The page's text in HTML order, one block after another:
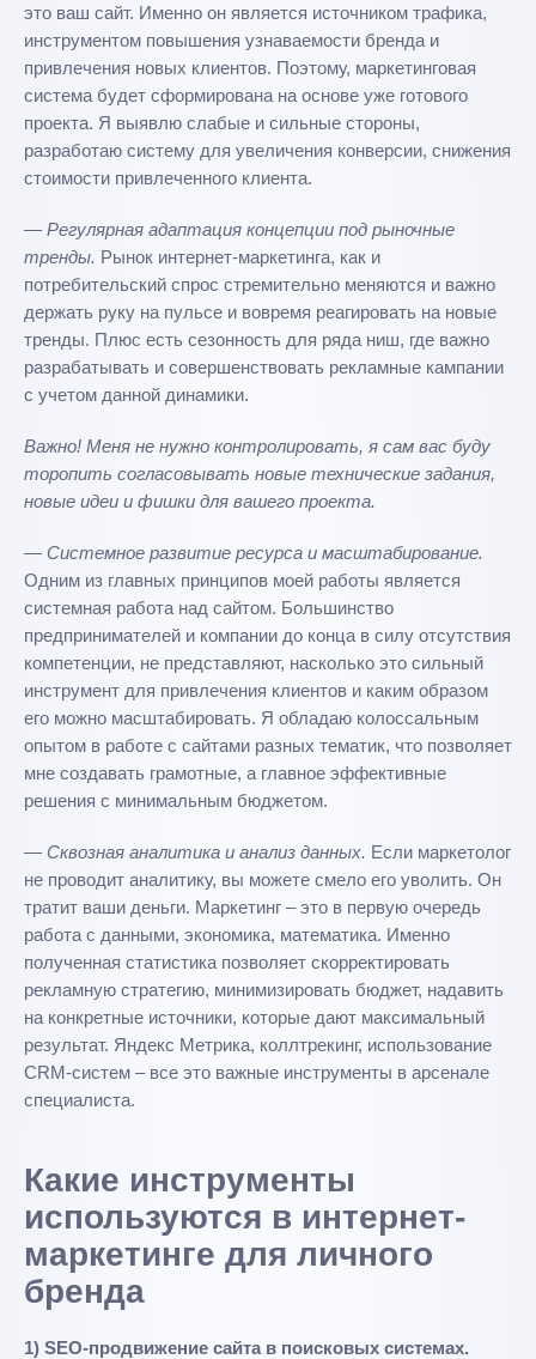
это ваш сайт. Именно он является источником трафика,
инструментом повышения узнаваемости бренда и
привлечения новых клиентов. Поэтому, маркетинговая
система будет сформирована на основе уже готового
проекта. Я выявлю слабые и сильные стороны,
разработаю систему для увеличения конверсии, снижения
стоимости привлеченного клиента.
— Регулярная адаптация концепции под рыночные
тренды. Рынок интернет-маркетинга, как и
потребительский спрос стремительно меняются и важно
держать руку на пульсе и вовремя реагировать на новые
тренды. Плюс есть сезонность для ряда ниш, где важно
разрабатывать и совершенствовать рекламные кампании
с учетом данной динамики.
Важно! Меня не нужно контролировать, я сам вас буду
торопить согласовывать новые технические задания,
новые идеи и фишки для вашего проекта.
— Системное развитие ресурса и масштабирование.
Одним из главных принципов моей работы является
системная работа над сайтом. Большинство
предпринимателей и компании до конца в силу отсутствия
компетенции, не представляют, насколько это сильный
инструмент для привлечения клиентов и каким образом
его можно масштабировать. Я обладаю колоссальным
опытом в работе с сайтами разных тематик, что позволяет
мне создавать грамотные, а главное эффективные
решения с минимальным бюджетом.
— Сквозная аналитика и анализ данных. Если маркетолог
не проводит аналитику, вы можете смело его уволить. Он
тратит ваши деньги. Маркетинг – это в первую очередь
работа с данными, экономика, математика. Именно
полученная статистика позволяет скорректировать
рекламную стратегию, минимизировать бюджет, надавить
на конкретные источники, которые дают максимальный
результат. Яндекс Метрика, коллтрекинг, использование
CRM-систем – все это важные инструменты в арсенале
специалиста.
Какие инструменты
используются в интернет-
маркетинге для личного
бренда
1) SEO-продвижение сайта в поисковых системах.